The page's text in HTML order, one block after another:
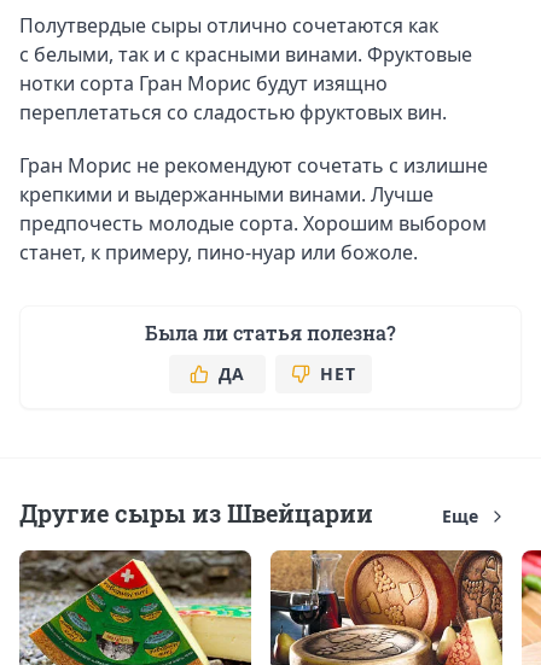
Полутвердые сыры отлично сочетаются как
с белыми, так и с красными винами. Фруктовые
нотки сорта Гран Морис будут изящно
переплетаться со сладостью фруктовых вин.
Гран Морис не рекомендуют сочетать с излишне
крепкими и выдержанными винами. Лучше
предпочесть молодые сорта. Хорошим выбором
станет, к примеру, пино-нуар или божоле.
Была ли статья полезна?
ДА НЕТ
Другие сыры из Швейцарии Еще